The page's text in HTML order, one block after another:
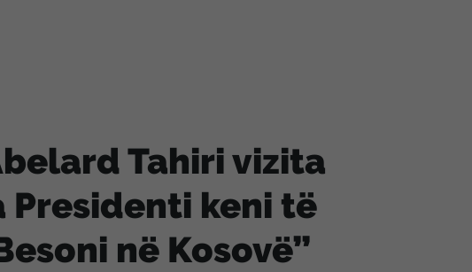
Tahiri vizita
Presidenti keni të
në Kosovë”